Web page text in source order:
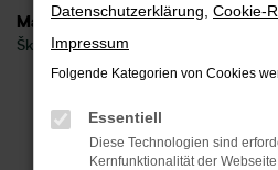
Marken
Škoda
Fehler: Network
Beim Laden ist ein Fehler
Datenschutzerklärung Cookie-
Impressum
Folgende Kategorien von Cookies
Essentiell
Diese Technologien sind
Kernfunktionalität der